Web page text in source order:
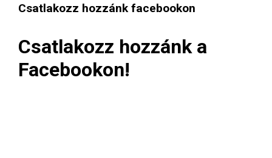
Csatlakozz hozzánk facebookon
Csatlakozz hozzánk a
Facebookon!